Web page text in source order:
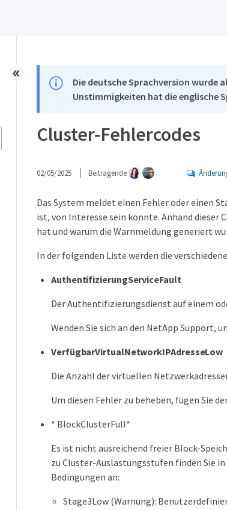
Die deutsche Sprachversion wurde
Unstimmigkeiten hat die englische
Cluster-Fehlercodes
02/05/2025 Beitragende
Das System meldet einen Fehler oder einen
ist, von Interesse sein könnte. Anhand dieser
hat und warum die Warnmeldung generiert
In der folgenden Liste werden die
AuthentifizierungServiceFault
Der Authentifizierungsdienst auf einem
Wenden Sie sich an den NetApp Support,
VerfügbarVirtualNetworkIPAdresseLow
Die Anzahl der virtuellen
Um diesen Fehler zu beheben, fügen Sie
* BlockClusterFull*
Es ist nicht ausreichend freier Block-
zu Cluster-Auslastungsstufen finden Sie
Bedingungen an:
Stage3Low (Warnung):